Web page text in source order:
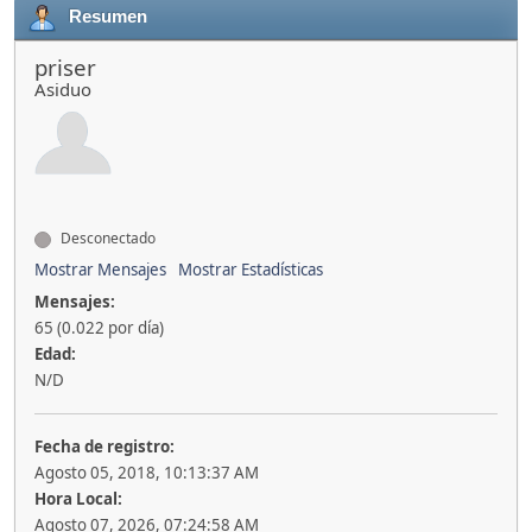
Resumen
priser
Asiduo
Desconectado
Mostrar Mensajes
Mostrar Estadísticas
Mensajes:
65 (0.022 por día)
Edad:
N/D
Fecha de registro:
Agosto 05, 2018, 10:13:37 AM
Hora Local:
Agosto 07, 2026, 07:24:58 AM